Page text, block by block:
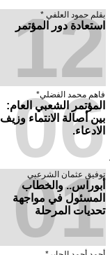
بقلم حمود العلفي *
استعادة دور المؤتمر
12
فاهم محمد الفضلي*
المؤتمر الشعبي العام:
بين أصالة الانتماء وزيف
الادعاء.
06
توفيق عثمان الشرعبي
أبوراس.. والخطاب
المسئول في مواجهة
تحديات المرحلة
01